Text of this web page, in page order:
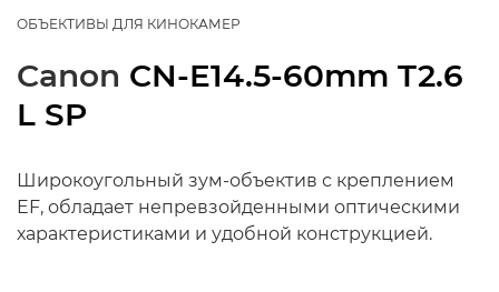
ОБЪЕКТИВЫ ДЛЯ КИНОКАМЕР
Canon CN-E14.5-60mm T2.6
L SP
Широкоугольный зум-объектив с креплением
EF, обладает непревзойденными оптическими
характеристиками и удобной конструкцией.